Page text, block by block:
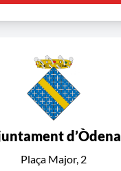
d’Òdena
Plaça Major, 2